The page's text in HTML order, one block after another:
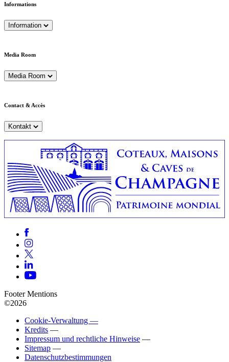
Informations
Information
Media Room
Media Room
Contact & Accès
Kontakt
Footer Mentions
©2026
Cookie-Verwaltung —
Kredits —
Impressum und rechtliche Hinweise —
Sitemap —
Datenschutzbestimmungen